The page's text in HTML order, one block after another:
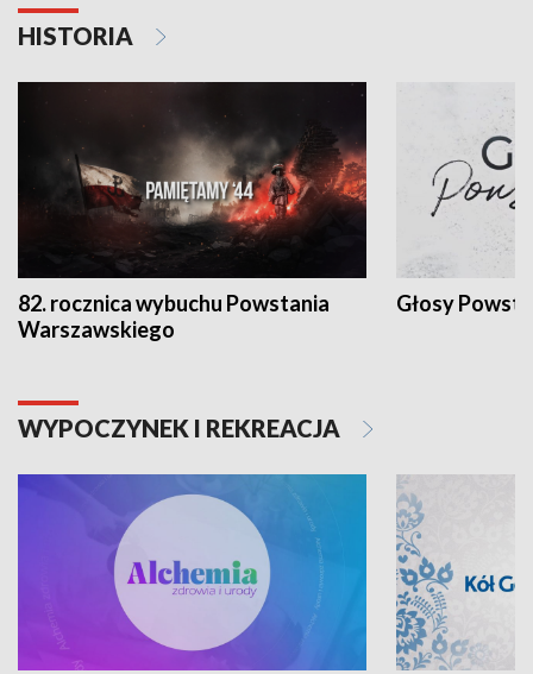
HISTORIA
82. rocznica wybuchu Powstania
Warszawskiego
Głosy
WYPOCZYNEK I REKREACJA